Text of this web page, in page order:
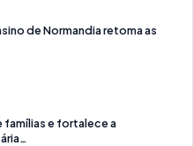
de Normandia retoma as
famílias e fortalece a